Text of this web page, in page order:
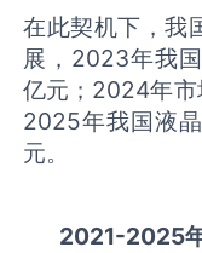
在此契机下，我
展，2023年我
亿元；2024年市
2025年我国液
元。
2021-2025